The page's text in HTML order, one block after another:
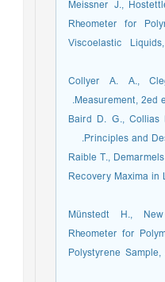
21. Meissner J.,
Rheometer for
Viscoelastic
22. Collyer A. A.,
Measurement, 2ed
23. Baird D. G.,
Principles and
24. Raible T.,
Recovery Maxima
25. Münstedt H.,
Rheometer for
Polystyrene